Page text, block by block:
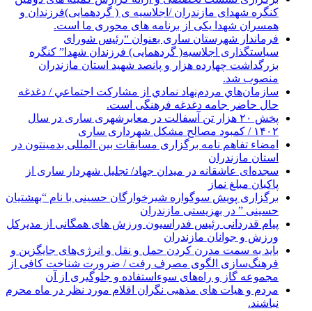
کنگره شهدای مازندران /اجلاسیه ی ( گردهمایی)فرزندان و
همسران شهدا یکی از برنامه های محوری ما است.
فرماندار شهرستان ساری بعنوان “رئیس شورای
سیاستگذاری اجلاسیه( گردهمایی) فرزندان شهدا” کنگره
بزرگداشت چهارده هزار و پانصد شهید استان مازندران
منصوب شد.
سازمان‌هاي مردم‌نهاد نمادي از مشاركت اجتماعي / دغدغه
حال حاضر جامه دغدغه فرهنگی است.
پخش ۲۰ هزار تن آسفالت در معابرشهری ساری در سال
۱۴۰۲ / کمبود مصالح مشکل شهرداری ساری
امضاء تفاهم نامه برگزاری مسابقات بین المللی بدمینتون در
استان مازندران
سجده‌ای عاشقانه در میدان جهاد/ تجلیل شهردار ساری از
پاکبان مبلغ نماز
برگزاری پویش سوگواره شیرخوارگان حسینی با نام “بهشتیان
حسینی ” در بهزیستی مازندران
پیام قدردانی رئیس فدراسیون ورزش های همگانی از مدیرکل
ورزش و جوانان مازندران
باید به سمت مدرن کردن حمل و نقل و انرژی‌های جایگزین و
فرهنگ‌سازی الگوی مصرف رفت / ضرورت شناخت کافی از
مجموعه گاز و راه‌های سوءاستفاده و جلوگیری از آن
مردم و هیات های مذهبی نگران اقلام مورد نظر در ماه محرم
نباشند.